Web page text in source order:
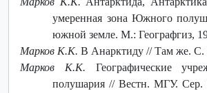
умеренная зона Южного
южной земле. М.: Географгиз,
Марков К.К. В Анарктиду // Там же. С.
Марков К.К. Географические
полушария // Вестн. МГУ. Сер.